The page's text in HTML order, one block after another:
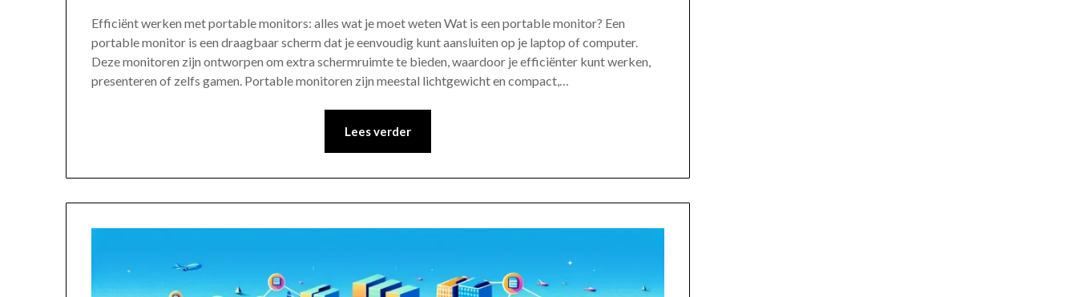
Efficiënt werken met portable monitors: alles wat je moet weten Wat is een portable monitor? Een
portable monitor is een draagbaar scherm dat je eenvoudig kunt aansluiten op je laptop of computer.
Deze monitoren zijn ontworpen om extra schermruimte te bieden, waardoor je efficiënter kunt werken,
presenteren of zelfs gamen. Portable monitoren zijn meestal lichtgewicht en compact,…
Lees verder